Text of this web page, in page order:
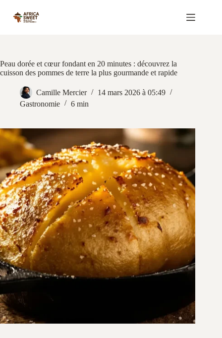
contenu
Peau dorée et cœur fondant en 20 minutes : découvrez la
cuisson des pommes de terre la plus gourmande et rapide
Camille Mercier
14 mars 2026 à 05:49
Gastronomie
6 min